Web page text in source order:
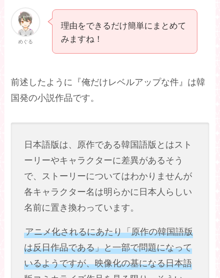
めぐる
理由をできるだけ簡単にまとめて
みますね！
前述したように『俺だけレベルアップな件』は韓
国発の小説作品です。
日本語版は、原作である韓国語版とはスト
ーリーやキャラクターに差異があるそう
で、ストーリーについてはわかりませんが
各キャラクター名は明らかに日本人らしい
名前に置き換わっています。
アニメ化されるにあたり「原作の韓国語版
は反日作品である」と一部で問題になって
いるようですが、映像化の基になる日本語